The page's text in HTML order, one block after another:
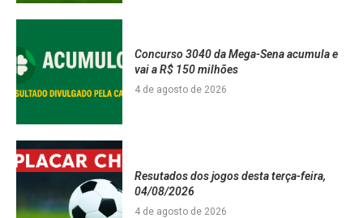
Concurso 3040 da Mega-Sena acumula e
vai a R$ 150 milhões
4 de agosto de 2026
Resutados dos jogos desta terça-feira,
04/08/2026
4 de agosto de 2026